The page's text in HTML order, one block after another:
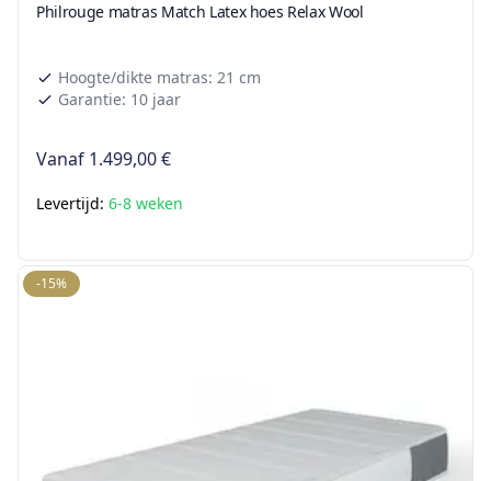
Philrouge matras Match Latex hoes Relax Wool
Hoogte/dikte matras: 21 cm
Garantie: 10 jaar
Vanaf 1.499,00 €
Levertijd: 6-8 weken
-15%